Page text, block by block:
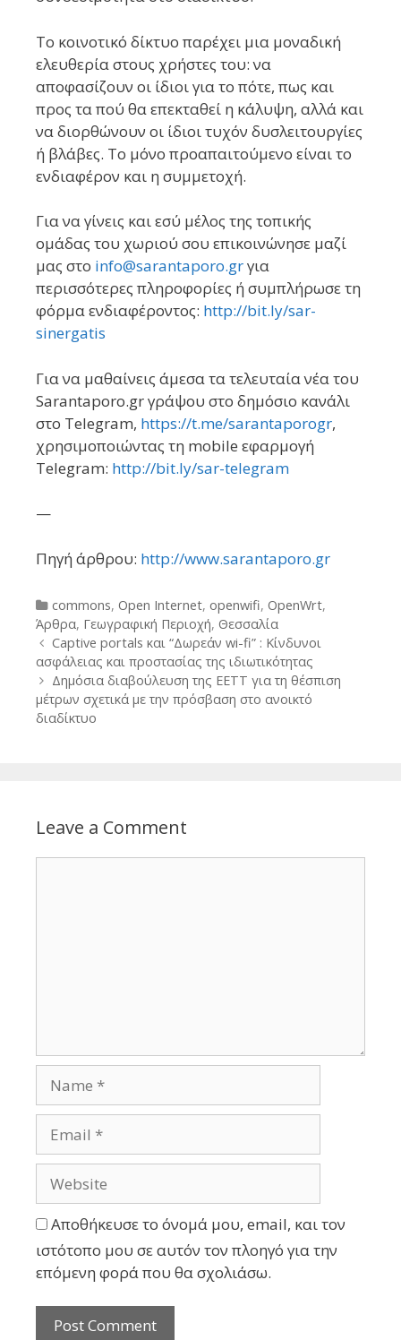
Το κοινοτικό δίκτυο παρέχει μια μοναδική
ελευθερία στους χρήστες του: να
αποφασίζουν οι ίδιοι για το πότε, πως και
προς τα πού θα επεκταθεί η κάλυψη, αλλά και
να διορθώνουν οι ίδιοι τυχόν δυσλειτουργίες
ή βλάβες. Το μόνο προαπαιτούμενο είναι το
ενδιαφέρον και η συμμετοχή.
Για να γίνεις και εσύ μέλος της τοπικής
ομάδας του χωριού σου επικοινώνησε μαζί
μας στο info@sarantaporo.grγια
περισσότερες πληροφορίες ή συμπλήρωσε τη
φόρμα ενδιαφέροντος: http://bit.ly/sar-
sinergatis
Για να μαθαίνεις άμεσα τα τελευταία νέα του
Sarantaporo.gr γράψου στο δημόσιο κανάλι
στο Telegram, https://t.me/sarantaporogr,
χρησιμοποιώντας τη mobile εφαρμογή
Telegram: http://bit.ly/sar-telegram
—
Πηγή άρθρου: http://www.sarantaporo.gr
Categories
commons, Open Internet, openwifi, OpenWrt,
Άρθρα, Γεωγραφική Περιοχή, Θεσσαλία
Post
navigation
Captive portals και “Δωρεάν wi-fi” : Κίνδυνοι
ασφάλειας και προστασίας της ιδιωτικότητας
Δημόσια διαβούλευση της ΕΕΤΤ για τη θέσπιση
μέτρων σχετικά με την πρόσβαση στο ανοικτό
διαδίκτυο
Leave a Comment
Αποθήκευσε το όνομά μου, email, και τον
ιστότοπο μου σε αυτόν τον πλοηγό για την
επόμενη φορά που θα σχολιάσω.